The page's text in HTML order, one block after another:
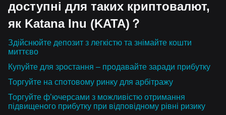
доступні для таких криптовалют,
як Katana Inu (KATA)？
Здійснюйте депозит з легкістю та знімайте кошти
миттєво
Купуйте для зростання – продавайте заради прибутку
Торгуйте на спотовому ринку для арбітражу
Торгуйте ф’ючерсами з можливістю отримання
підвищеного прибутку при відповідному рівні ризику